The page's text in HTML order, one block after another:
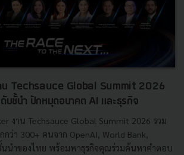
าน Techsauce Global Summit 2026
บชั้นำ ปักหมุดอนาคต AI และธุรกิจ
งาน Techsauce Global Summit 2026 รวม
ว่า 300+ คนจาก OpenAI, World Bank,
นนำของไทย พร้อมพาธุรกิจคุณร่วมค้นหาคำตอบ